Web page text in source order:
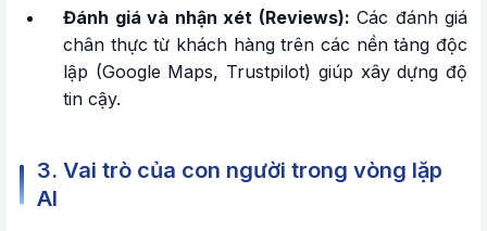
Đánh giá và nhận xét (Reviews): Các đánh giá
chân thực từ khách hàng trên các nền tảng độc
lập (Google Maps, Trustpilot) giúp xây dựng độ
tin cậy.
3. Vai trò của con người trong vòng lặp
AI